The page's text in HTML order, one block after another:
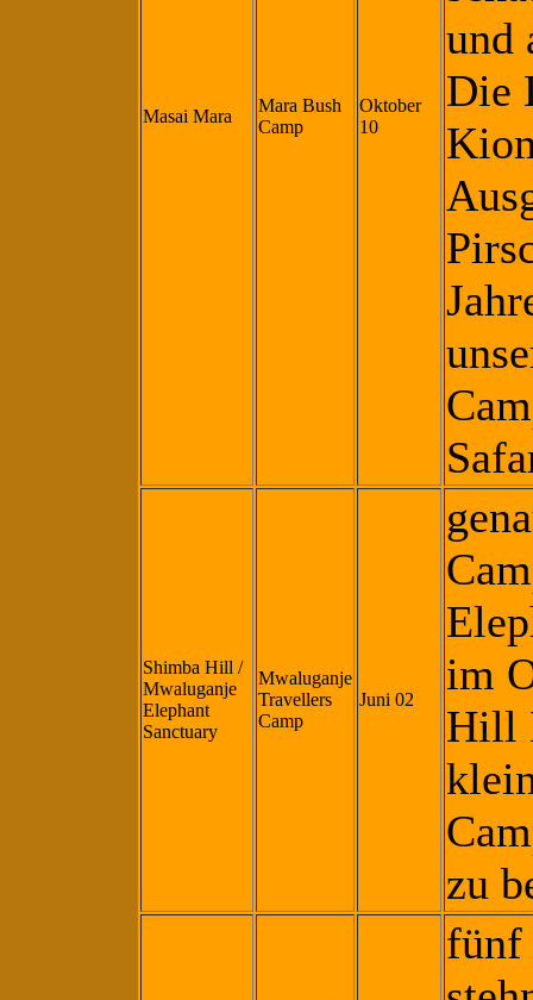
Masai Mara
Mara Bush
Camp
Oktober
10
und
Die
Shimba Hill /
Mwaluganje
Elephant
Sanctuary
Mwaluganje
Travellers
Camp
Juni 02
im
Hill
zu
fünf